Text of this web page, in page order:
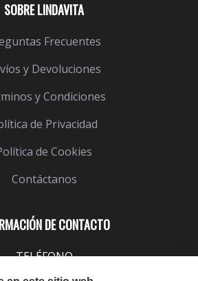
DE CONTACTO
TELÉFONO
SOBRE LINDAVITA
Frecuentes
y Devoluciones
y Condiciones
de Privacidad
de Cookies
Contáctanos